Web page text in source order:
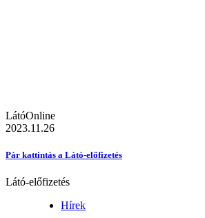
LátóOnline
2023.11.26
Pár kattintás a Látó-előfizetés
Látó-előfizetés
Hírek